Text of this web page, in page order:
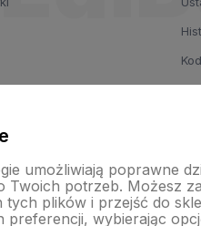
umożliwiają poprawne
Twoich potrzeb. Możesz
plików i przejść do
wybierając